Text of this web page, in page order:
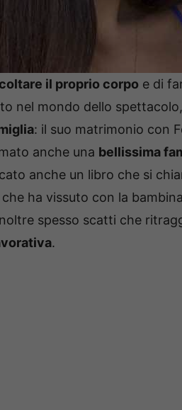
il proprio corpo e di
nel mondo dello
: il suo matrimonio con
anche una bellissima
anche un libro che si
ha vissuto con la
spesso scatti che
.